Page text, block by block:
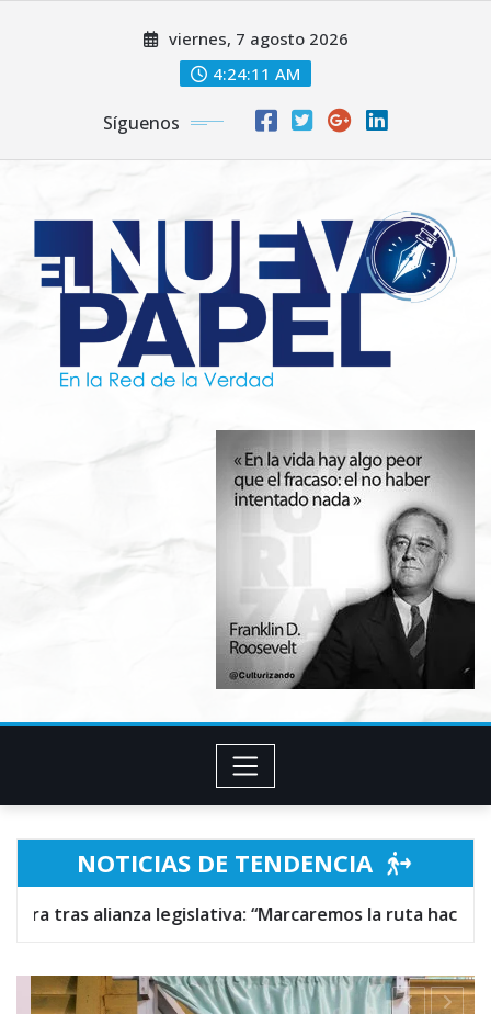
viernes, 7 agosto 2026
4:24:13 AM
Síguenos
NOTICIAS DE TENDENCIA
“Marcaremos la ruta hacia la